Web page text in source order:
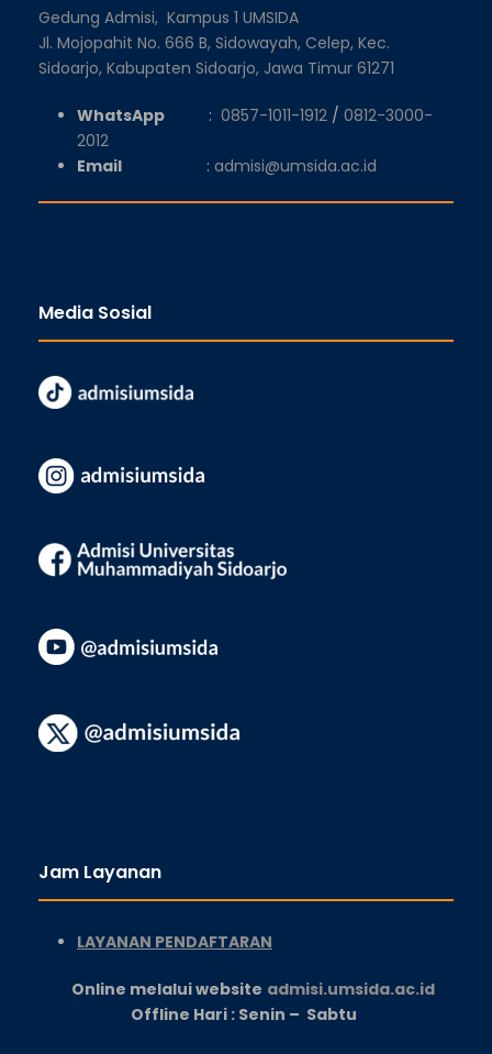
Gedung Admisi, Kampus 1 UMSIDA
Jl. Mojopahit No. 666 B, Sidowayah, Celep, Kec.
Sidoarjo, Kabupaten Sidoarjo, Jawa Timur 61271
WhatsApp : 0857-1011-1912 / 0812-3000-
2012
Email
: admisi@umsida.ac.id
Media Sosial
Jam Layanan
LAYANAN PENDAFTARAN
Online melalui website admisi.umsida.ac.id
Offline Hari : Senin – Sabtu